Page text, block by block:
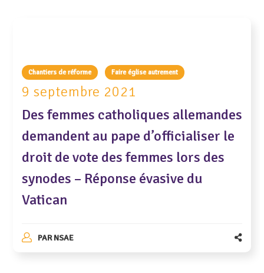
Chantiers de réforme Faire église autrement
9 septembre 2021
Des femmes catholiques allemandes
demandent au pape d’officialiser le
droit de vote des femmes lors des
synodes – Réponse évasive du
Vatican
PARNSAE